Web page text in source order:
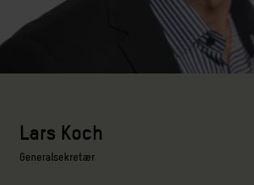
Lars Koch
Generalsekretær